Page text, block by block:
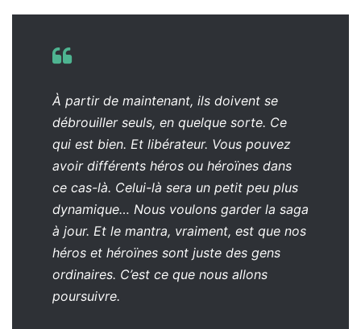
À partir de maintenant, ils doivent se
débrouiller seuls, en quelque sorte. Ce
qui est bien. Et libérateur. Vous pouvez
avoir différents héros ou héroïnes dans
ce cas-là. Celui-là sera un petit peu plus
dynamique… Nous voulons garder la saga
à jour. Et le mantra, vraiment, est que nos
héros et héroïnes sont juste des gens
ordinaires. C’est ce que nous allons
poursuivre.